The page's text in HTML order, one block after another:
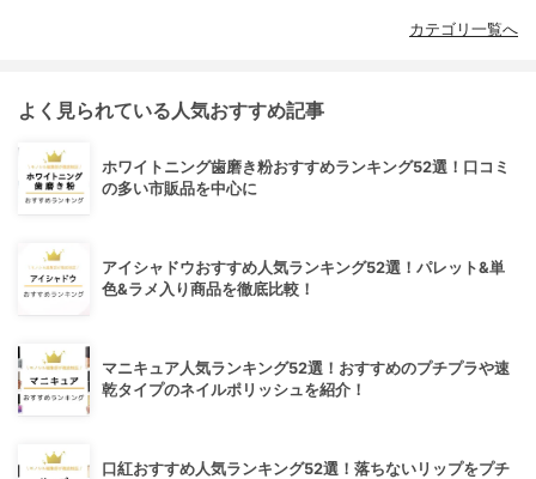
カテゴリ一覧へ
よく見られている人気おすすめ記事
ホワイトニング歯磨き粉おすすめランキング52選！口コミ
の多い市販品を中心に
アイシャドウおすすめ人気ランキング52選！パレット&単
色&ラメ入り商品を徹底比較！
マニキュア人気ランキング52選！おすすめのプチプラや速
乾タイプのネイルポリッシュを紹介！
口紅おすすめ人気ランキング52選！落ちないリップをプチ